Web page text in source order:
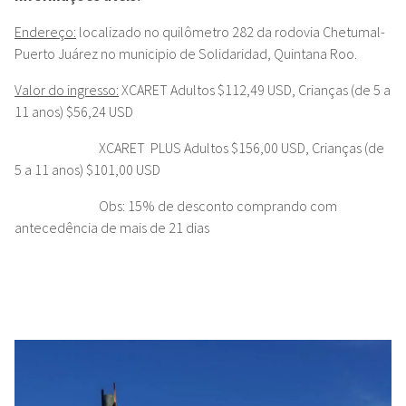
Endereço: localizado no quilômetro 282 da rodovia Chetumal-
Puerto Juárez no municipio de Solidaridad, Quintana Roo.
Valor do ingresso: XCARET Adultos $112,49 USD, Crianças (de 5 a
11 anos) $56,24 USD
XCARET PLUS Adultos $156,00 USD, Crianças (de
5 a 11 anos) $101,00 USD
Obs: 15% de desconto comprando com
antecedência de mais de 21 dias